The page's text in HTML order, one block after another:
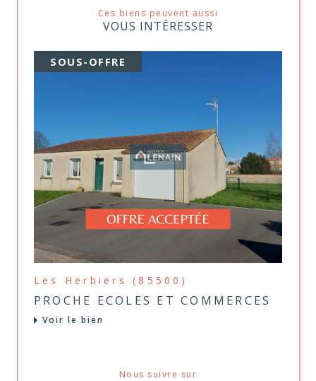
Ces biens peuvent aussi
VOUS INTÉRESSER
SOUS-OFFRE
Les Herbiers (85500)
PROCHE ECOLES ET COMMERCES
Voir le bien
Nous suivre sur